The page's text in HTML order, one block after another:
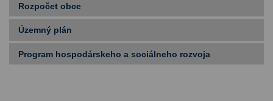
Rozpočet obce
Územný plán
Program hospodárskeho a sociálneho rozvoja